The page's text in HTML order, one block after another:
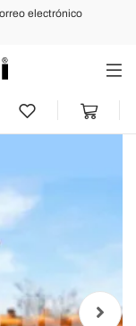
electrónico
Siguiente
en
Anusca